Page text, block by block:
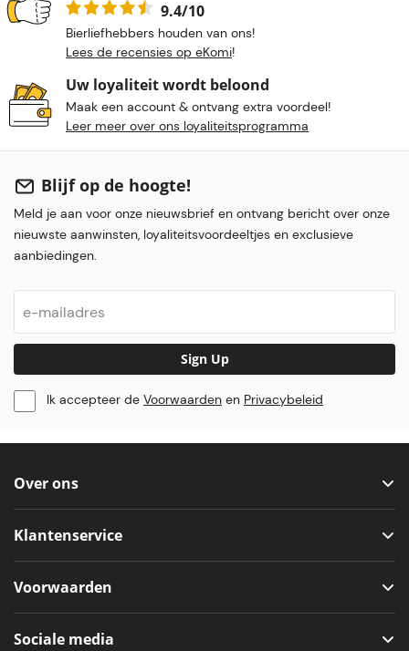
9.4/10
Bierliefhebbers houden van ons!
Lees de recensies op eKomi!
Uw loyaliteit wordt beloond
Maak een account & ontvang extra voordeel!
Leer meer over ons loyaliteitsprogramma
Blijf op de hoogte!
Meld je aan voor onze nieuwsbrief en ontvang bericht over onze
nieuwste aanwinsten, loyaliteitsvoordeeltjes en exclusieve
aanbiedingen.
Sign Up
Ik accepteer de Voorwaarden en Privacybeleid
Over ons
Klantenservice
Voorwaarden
Sociale media